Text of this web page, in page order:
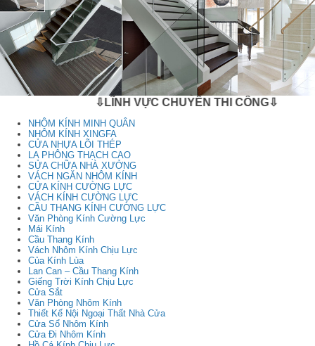
⇩LĨNH VỰC CHUYÊN THI CÔNG⇩
NHÔM KÍNH MINH QUÂN
NHÔM KÍNH XINGFA
CỬA NHỰA LÕI THÉP
LA PHÔNG THẠCH CAO
SỬA CHỮA NHÀ XƯỞNG
VÁCH NGĂN NHÔM KÍNH
CỬA KÍNH CƯỜNG LỰC
VÁCH KÍNH CƯỜNG LỰC
CẦU THANG KÍNH CƯỜNG LỰC
Văn Phòng Kính Cường Lực
Mái Kính
Cầu Thang Kính
Vách Nhôm Kính Chịu Lực
Của Kính Lùa
Lan Can – Cầu Thang Kính
Giếng Trời Kính Chịu Lực
Cửa Sắt
Văn Phòng Nhôm Kính
Thiết Kế Nội Ngoại Thất Nhà Cửa
Cửa Sổ Nhôm Kính
Cửa Đi Nhôm Kính